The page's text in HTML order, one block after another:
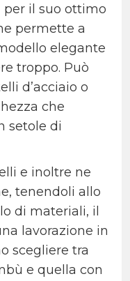
il suo ottimo
permette a
elegante
troppo. Può
d’acciaio o
che
setole di
e inoltre ne
tenendoli allo
di materiali, il
lavorazione in
scegliere tra
e quella con